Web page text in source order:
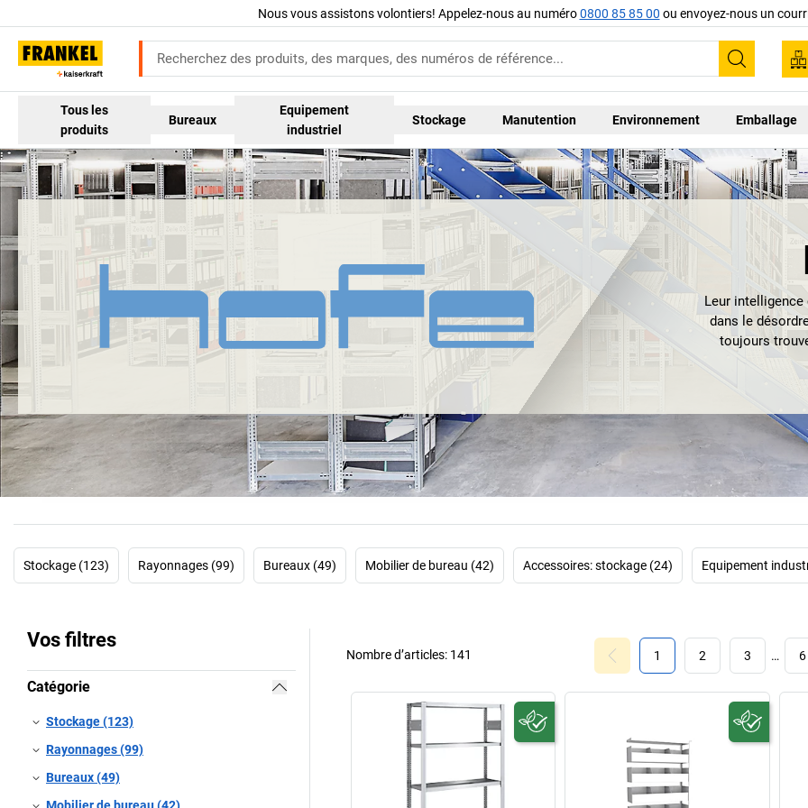
Nous vous assistons volontiers! Appelez-nous au numéro0800 85 85 00 ou envoyez-nous un
Tous les
produits
Bureaux
Equipement
industriel
Stockage Manutention Environnement Emballage
Leur
dans le
toujours
Ou plus
votre entrepôt.
pour charges
ne devait pas
intelligent,
gauche. Une
emboîtables.
Stockage (123) Rayonnages (99) Bureaux (49) Mobilier de bureau (42) Accessoires: stockage (24) Equipement
Vos filtres
Catégorie
Stockage (123)
Rayonnages (99)
Bureaux (49)
Mobilier de bureau (42)
1 2 3 … 6
Nombre d’articles: 141